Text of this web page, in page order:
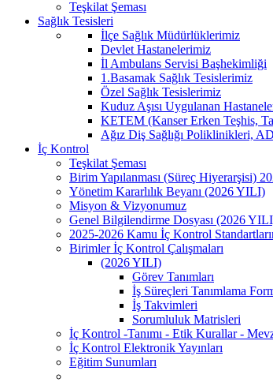
Teşkilat Şeması
Sağlık Tesisleri
İlçe Sağlık Müdürlüklerimiz
Devlet Hastanelerimiz
İl Ambulans Servisi Başhekimliği
1.Basamak Sağlık Tesislerimiz
Özel Sağlık Tesislerimiz
Kuduz Aşısı Uygulanan
KETEM (Kanser Erken Teşhis,
Ağız Diş Sağlığı Poliklinikleri,
İç Kontrol
Teşkilat Şeması
Birim Yapılanması (Süreç Hiyerarşisi)
Yönetim Kararlılık Beyanı (2026 YILI)
Misyon & Vizyonumuz
Genel Bilgilendirme Dosyası (2026
2025-2026 Kamu İç Kontrol
Birimler İç Kontrol Çalışmaları
(2026 YILI)
Görev Tanımları
İş Süreçleri Tanımlama
İş Takvimleri
Sorumluluk Matrisleri
İç Kontrol -Tanımı - Etik Kurallar -
İç Kontrol Elektronik Yayınları
Eğitim Sunumları